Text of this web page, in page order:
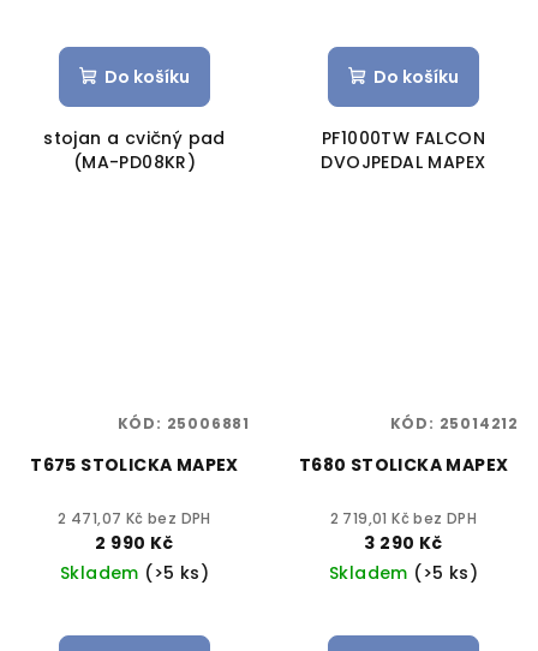
Do košíku
stojan a cvičný pad
(MA-PD08KR)
Do košíku
PF1000TW FALCON
DVOJPEDAL MAPEX
T675 STOLICKA MAPEX
2 471,07 Kč bez DPH
2 990 Kč
Skladem (>5 ks)
KÓD: 25006881
T680 STOLICKA MAPEX
2 719,01 Kč bez DPH
3 290 Kč
Skladem (>5 ks)
KÓD: 25014212